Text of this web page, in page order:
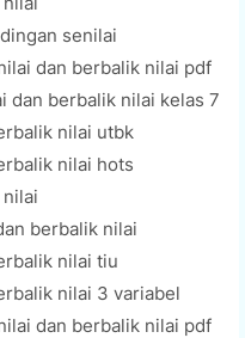
senilai
dan berbalik nilai pdf
dan berbalik nilai kelas 7
nilai utbk
nilai hots
berbalik nilai
nilai tiu
nilai 3 variabel
dan berbalik nilai pdf